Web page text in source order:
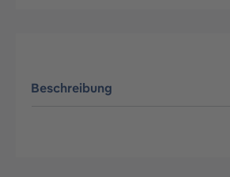
Beschreibung